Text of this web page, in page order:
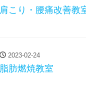
肩こり・腰痛改善教
2023-02-24
脂肪燃焼教室